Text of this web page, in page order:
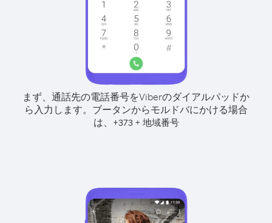
まず、通話先の電話番号をViberのダイアルパッドか
ら入力します。 ブータンからモルドバにかける場合
は、
+373+ 地域番号